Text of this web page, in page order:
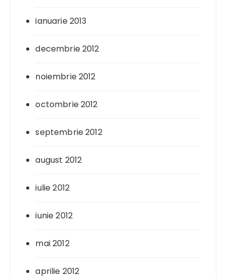
ianuarie 2013
decembrie 2012
noiembrie 2012
octombrie 2012
septembrie 2012
august 2012
iulie 2012
iunie 2012
mai 2012
aprilie 2012